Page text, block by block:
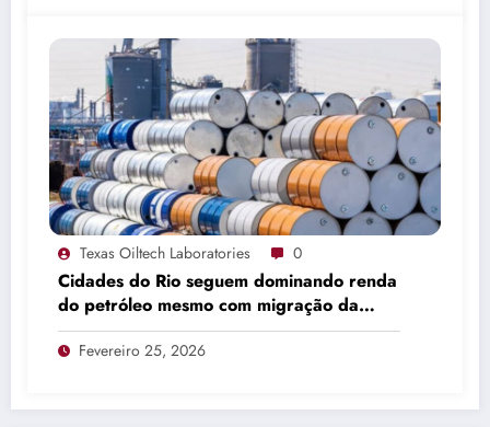
Texas Oiltech Laboratories 0
Cidades do Rio seguem dominando renda
do petróleo mesmo com migração da
produção
Fevereiro 25, 2026